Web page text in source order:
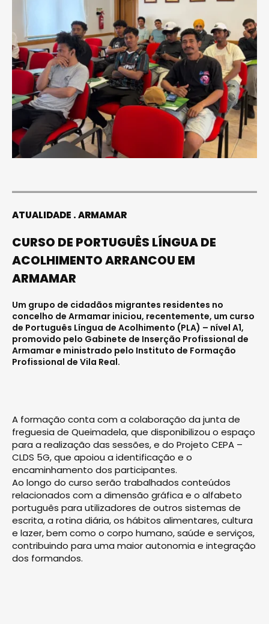
ATUALIDADE ARMAMAR
CURSO DE PORTUGUÊS LÍNGUA DE
ACOLHIMENTO ARRANCOU EM
ARMAMAR
Um grupo de cidadãos migrantes residentes no
concelho de Armamar iniciou, recentemente, um curso
de Português Língua de Acolhimento (PLA) – nível A1,
promovido pelo Gabinete de Inserção Profissional de
Armamar e ministrado pelo Instituto de Formação
Profissional de Vila Real.
A formação conta com a colaboração da junta de
freguesia de Queimadela, que disponibilizou o espaço
para a realização das sessões, e do Projeto CEPA –
CLDS 5G, que apoiou a identificação e o
encaminhamento dos participantes.
Ao longo do curso serão trabalhados conteúdos
relacionados com a dimensão gráfica e o alfabeto
português para utilizadores de outros sistemas de
escrita, a rotina diária, os hábitos alimentares, cultura
e lazer, bem como o corpo humano, saúde e serviços,
contribuindo para uma maior autonomia e integração
dos formandos.